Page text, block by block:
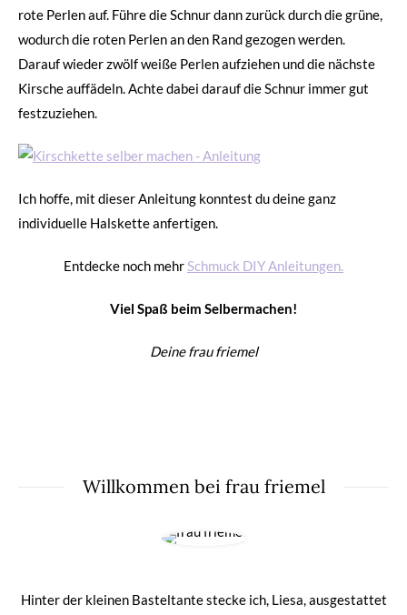
rote Perlen auf. Führe die Schnur dann zurück durch die grüne,
wodurch die roten Perlen an den Rand gezogen werden.
Darauf wieder zwölf weiße Perlen aufziehen und die nächste
Kirsche auffädeln. Achte dabei darauf die Schnur immer gut
festzuziehen.
Ich hoffe, mit dieser Anleitung konntest du deine ganz
individuelle Halskette anfertigen.
Entdecke noch mehrSchmuck DIY Anleitungen.
Viel Spaß beim Selbermachen!
Deine frau friemel
Willkommen bei frau friemel
Hinter der kleinen Basteltante stecke ich, Liesa, ausgestattet